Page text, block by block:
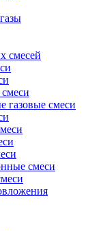
смесей
газовые смеси
смеси